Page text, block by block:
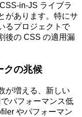
in-JS ライブラ
があります。特にサ
るプロジェクトで
後の CSS の適用漏
クの兆候
が増える、新しい
パフォーマンス低
やパフォーマン